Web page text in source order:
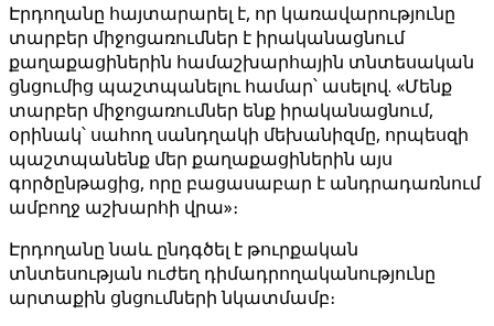
Էրդողանը հայտարարել է, որ կառավարությունը
տարբեր միջոցառումներ է իրականացնում
քաղաքացիներին համաշխարհային տնտեսական
ցնցումից պաշտպանելու համար՝ ասելով. «Մենք
տարբեր միջոցառումներ ենք իրականացնում,
օրինակ՝ սահող սանդղակի մեխանիզմը, որպեսզի
պաշտպանենք մեր քաղաքացիներին այս
գործընթացից, որը բացասաբար է անդրադառնում
ամբողջ աշխարհի վրա»։
Էրդողանը նաև ընդգծել է թուրքական
տնտեսության ուժեղ դիմադրողականությունը
արտաքին ցնցումների նկատմամբ։